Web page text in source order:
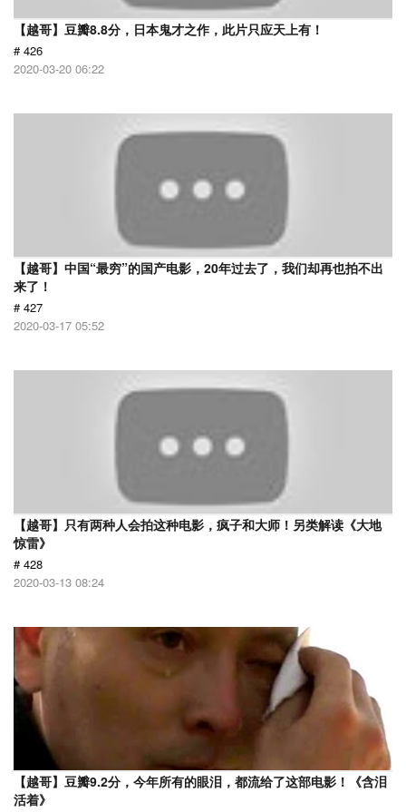
【越哥】豆瓣8.8分，日本鬼才之作，此片只应天上有！
# 426
2020-03-20 06:22
【越哥】中国“最穷”的国产电影，20年过去了，我们却再也拍不出
来了！
# 427
2020-03-17 05:52
【越哥】只有两种人会拍这种电影，疯子和大师！另类解读《大地
惊雷》
# 428
2020-03-13 08:24
【越哥】豆瓣9.2分，今年所有的眼泪，都流给了这部电影！《含泪
活着》